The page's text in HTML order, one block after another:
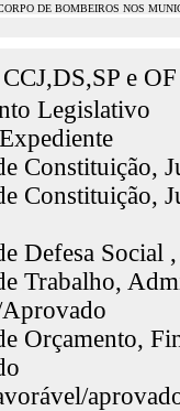
DE BOMBEIROS NOS
CCJ,DS,SP e OF
Legislativo
Constituição,
Constituição,
Defesa
Trabalho,
Orçamento,